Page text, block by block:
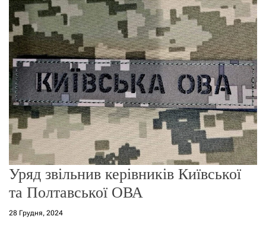
р
е
ж
и
м
у
Уряд звільнив керівників Київської
та Полтавської ОВА
28 Грудня, 2024